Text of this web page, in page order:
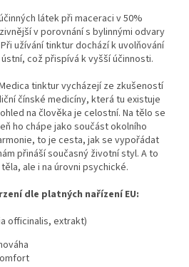
látek při maceraci v 50%
v porovnání s bylinnými odvary
užívání tinktur dochází k uvolňování
což přispívá k vyšší účinnosti.
tinktur vycházejí ze zkušeností
čínské medicíny, která tu existuje
na člověka je celostní. Na tělo se
ho chápe jako součást okolního
to je cesta, jak se vypořádat
přináší současný životní styl. A to
ale i na úrovni psychické.
dle platných nařízení EU:
officinalis, extrakt)